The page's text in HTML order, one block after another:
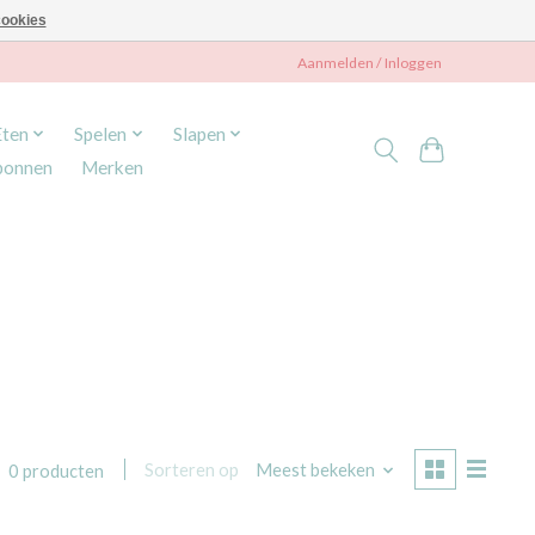
Aanmelden / Inloggen
Spelen
Slapen
Merken
0 producten Sorteren op Meest bekeken